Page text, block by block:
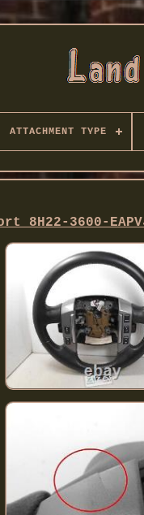
ATTACHMENT TYPE
8H22-3600-